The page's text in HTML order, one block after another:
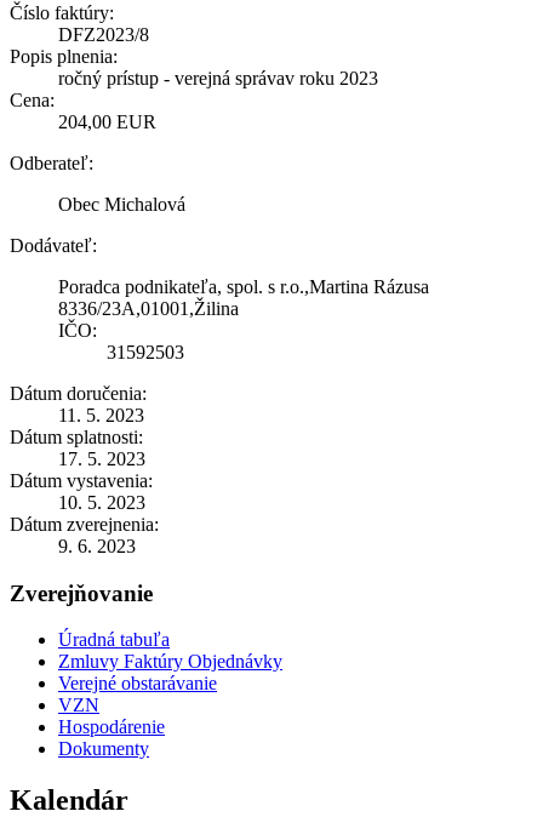
Číslo faktúry:
DFZ2023/8
Popis plnenia:
ročný prístup - verejná správav roku 2023
Cena:
204,00 EUR
Odberateľ:
Obec Michalová
Dodávateľ:
Poradca podnikateľa, spol. s r.o.,Martina Rázusa
8336/23A,01001,Žilina
IČO:
31592503
Dátum doručenia:
11. 5. 2023
Dátum splatnosti:
17. 5. 2023
Dátum vystavenia:
10. 5. 2023
Dátum zverejnenia:
9. 6. 2023
Zverejňovanie
Úradná tabuľa
Zmluvy Faktúry Objednávky
Verejné obstarávanie
VZN
Hospodárenie
Dokumenty
Kalendár